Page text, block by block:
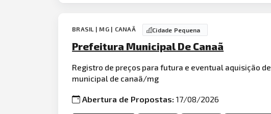
BRASIL | MG | CANAÃ Cidade Pequena
Prefeitura Municipal De Canaã
Registro de preços para futura e eventual aquisição de
municipal de canaã/mg
Abertura de Propostas:17/08/2026